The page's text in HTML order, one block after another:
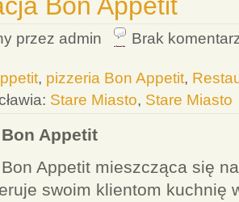
przez admin
Brak
, pizzeria Bon Appetit,
Stare Miasto, Stare Miasto
Appetit
Appetit mieszcząca się
swoim klientom kuchnię